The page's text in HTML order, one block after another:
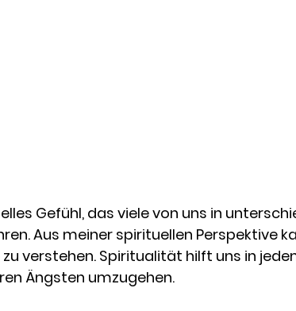
Gefühl, das viele von uns in
Aus meiner spirituellen Perspektive
verstehen. Spiritualität hilft uns in
Ängsten umzugehen.